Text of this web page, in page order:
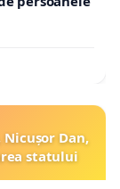
Dan,
statului